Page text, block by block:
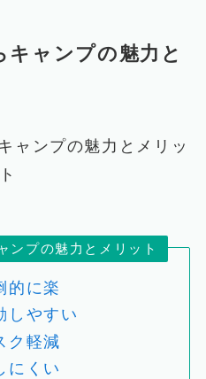
キャンプの魅力と
ンプの魅力とメリット
的に楽
しやすい
ク軽減
にくい